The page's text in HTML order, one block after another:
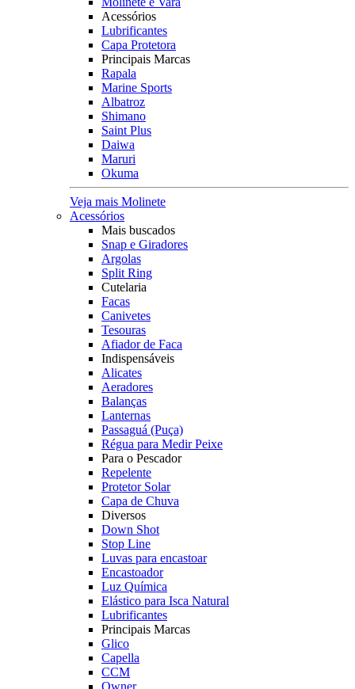
Acessórios
Lubrificantes
Capa Protetora
Principais Marcas
Rapala
Marine Sports
Albatroz
Shimano
Saint Plus
Daiwa
Maruri
Okuma
Veja mais Molinete
Acessórios
Mais buscados
Snap e Giradores
Argolas
Split Ring
Cutelaria
Facas
Canivetes
Tesouras
Afiador de Faca
Indispensáveis
Alicates
Aeradores
Balanças
Lanternas
Passaguá (Puça)
Régua para Medir Peixe
Para o Pescador
Repelente
Protetor Solar
Capa de Chuva
Diversos
Down Shot
Stop Line
Luvas para encastoar
Encastoador
Luz Química
Elástico para Isca Natural
Lubrificantes
Principais Marcas
Glico
Capella
CCM
Owner